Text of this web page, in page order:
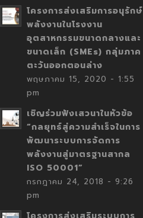
โครงการส่งเสริมการอนุรักษ์
พลังงานในโรงงาน
อุตสาหกรรมขนาดกลางและ
ขนาดเล็ก (SMEs) กลุ่มภาค
ตะวันออกตอนล่าง
พฤษภาคม 15, 2020 - 1:55
pm
เชิญร่วมฟังเสวนาในหัวข้อ
“กลยุทธ์สู่ความสำเร็จในการ
พัฒนาระบบการจัดการ
พลังงานสู่มาตรฐานสากล
ISO 50001”
กรกฎาคม 24, 2018 - 9:26
pm